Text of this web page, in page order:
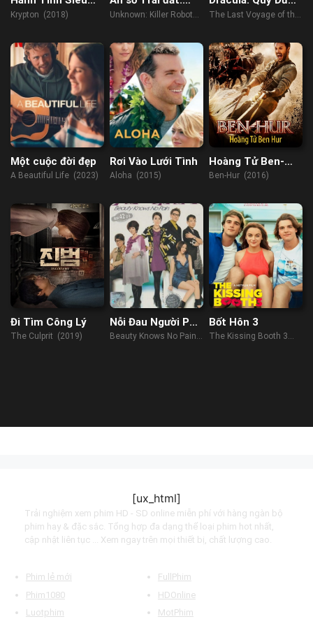
Nhân
Krypton (2018)
Robot sát nhân
Unknown: Killer Robots
Thức Tỉnh
The Last Voyage of the
Một cuộc đời đẹp
A Beautiful Life (2023)
Rơi Vào Lưới Tình
Aloha (2015)
Hoàng Tử Ben-
Hur
Ben-Hur (2016)
Đi Tìm Công Lý
The Culprit (2019)
Nỗi Đau Người Phụ
Nữ
Beauty Knows No Pain
Bốt Hôn 3
The Kissing Booth 3